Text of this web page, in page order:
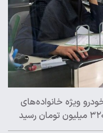
ویژه خانواده‌های